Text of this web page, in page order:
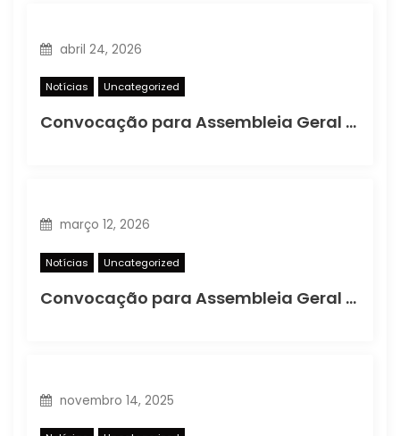
abril 24, 2026
Notícias Uncategorized
Convocação para Assembleia Geral Ordinária
março 12, 2026
Notícias Uncategorized
Convocação para Assembleia Geral Extraordinária
novembro 14, 2025